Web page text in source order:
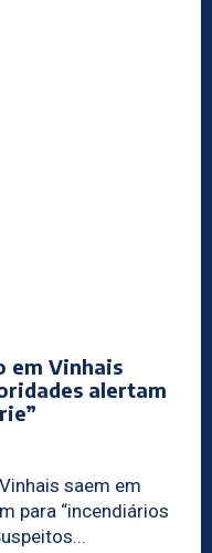
em Vinhais
alertam
saem em
para “incendiários
nesta fase crítica. Suspeitos...